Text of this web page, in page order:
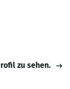
zu sehen.